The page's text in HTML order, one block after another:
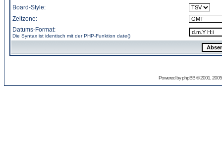
Board-Style:
Zeitzone:
Datums-Format:
Die Syntax ist identisch mit der PHP-Funktion date()
Powered byphpBB© 2001,